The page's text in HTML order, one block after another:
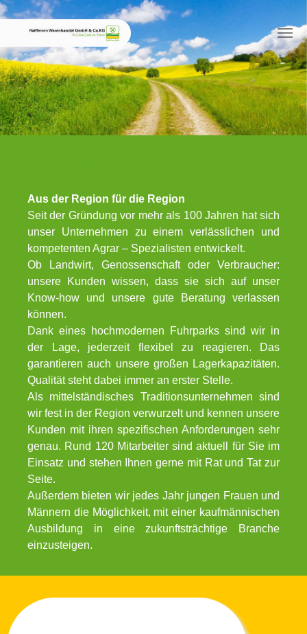
Skip to main content
Aus der Region für die Region
Seit der Gründung vor mehr als 100 Jahren hat sich
unser Unternehmen zu einem verlässlichen und
kompetenten Agrar – Spezialisten entwickelt.
Ob Landwirt, Genossenschaft oder Verbraucher:
unsere Kunden wissen, dass sie sich auf unser
Know-how und unsere gute Beratung verlassen
können.
Dank eines hochmodernen Fuhrparks sind wir in
der Lage, jederzeit flexibel zu reagieren. Das
garantieren auch unsere großen Lagerkapazitäten.
Qualität steht dabei immer an erster Stelle.
Als mittelständisches Traditionsunternehmen sind
wir fest in der Region verwurzelt und kennen unsere
Kunden mit ihren spezifischen Anforderungen sehr
genau. Rund 120 Mitarbeiter sind aktuell für Sie im
Einsatz und stehen Ihnen gerne mit Rat und Tat zur
Seite.
Außerdem bieten wir jedes Jahr jungen Frauen und
Männern die Möglichkeit, mit einer kaufmännischen
Ausbildung in eine zukunftsträchtige Branche
einzusteigen.